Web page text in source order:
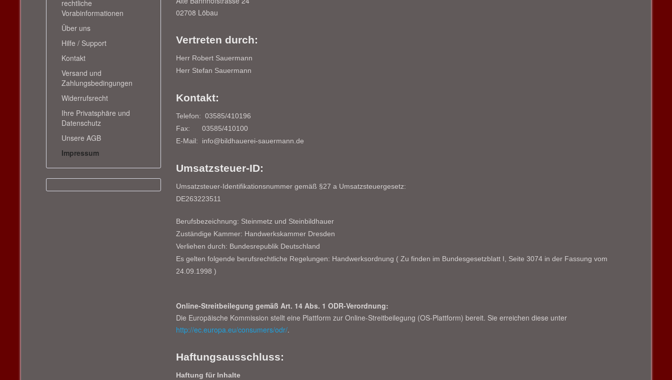
rechtliche
Vorabinformationen
Über uns
Hilfe / Support
Kontakt
Versand und
Zahlungsbedingungen
Widerrufsrecht
Ihre Privatsphäre und
Datenschutz
Unsere AGB
Impressum
02708 Löbau
Vertreten durch:
Herr Robert Sauermann
Herr Stefan Sauermann
Kontakt:
Telefon: 03585/410196
Fax: 03585/410100
E-Mail: info@bildhauerei-sauermann.de
Umsatzsteuer-ID:
Umsatzsteuer-Identifikationsnummer gemäß §27 a Umsatzsteuergesetz:
DE263223511
Berufsbezeichnung: Steinmetz und Steinbildhauer
Zuständige Kammer: Handwerkskammer Dresden
Verliehen durch: Bundesrepublik Deutschland
Es gelten folgende berufsrechtliche Regelungen: Handwerksordnung ( Zu finden im Bundesgesetzblatt I, Seite 3074 in der Fassung vom
24.09.1998 )
Online-Streitbeilegung gemäß Art. 14 Abs. 1 ODR-Verordnung:
Die Europäische Kommission stellt eine Plattform zur Online-Streitbeilegung (OS-Plattform) bereit. Sie erreichen diese unter
http://ec.europa.eu/consumers/odr/.
Haftungsausschluss:
Haftung für Inhalte